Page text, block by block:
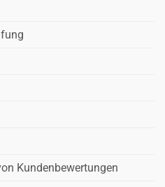
Kundenbewertungen